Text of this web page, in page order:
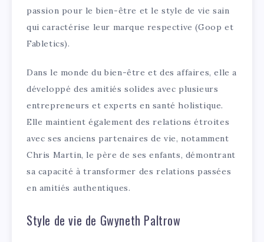
passion pour le bien-être et le style de vie sain
qui caractérise leur marque respective (Goop et
Fabletics).
Dans le monde du bien-être et des affaires, elle a
développé des amitiés solides avec plusieurs
entrepreneurs et experts en santé holistique.
Elle maintient également des relations étroites
avec ses anciens partenaires de vie, notamment
Chris Martin, le père de ses enfants, démontrant
sa capacité à transformer des relations passées
en amitiés authentiques.
Style de vie de Gwyneth Paltrow